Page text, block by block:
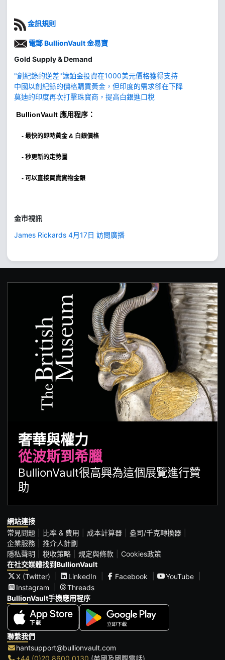
金訊規則
電郵 BullionVault 金易寶
Gold Supply & Demand
"創紀錄的逆差"讓鉑金投資在1000美元價格獲得支持
中國以創紀錄的價格購買黃金，但印度的需求卻在下降
莫迪的印度再次打擊珠寶商，提高白銀進口稅
BullionVault 應用程序：
- 最快的即時黃金 & 白銀價格
- 秒更新的走勢圖
- 可以直接買賣實物金銀
金市視訊
James Rickards 4月17日 訪問廣播
奢華與權力
從波斯到希臘
BullionVault很高興為這個展覽進行贊
助
網站連接
常見問題
比率 & 費用 成本計算器
盎司/千克轉換器
企業服務
推介人計劃
隱私聲明
稅收策略 規定與條款
Cookies政策
在社交媒體找到BullionVault
X (Twitter)
LinkedIn Facebook
YouTube
Instagram
Threads
BullionVault手機應用程序
聯繫我們
hantsupport@bullionvault.com
+44 (0)20 8600 0130 (英國及國際電話)